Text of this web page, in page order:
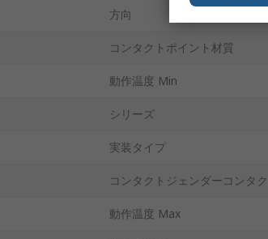
方向
コンタクトポイント材質
動作温度 Min
シリーズ
実装タイプ
コンタクトジェンダーコンタ
動作温度 Max